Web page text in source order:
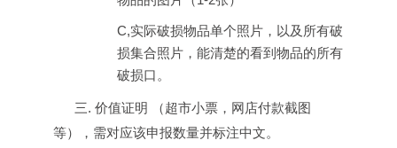
C,实际破损物品单个照片，以及所有破
损集合照片，能清楚的看到物品的所有
破损口。
三. 价值证明 （超市小票，网店付款截图
等），需对应该申报数量并标注中文。